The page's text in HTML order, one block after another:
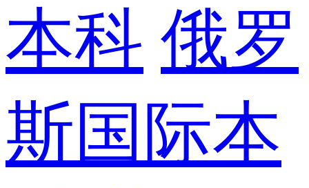
本科 俄罗
斯国际本